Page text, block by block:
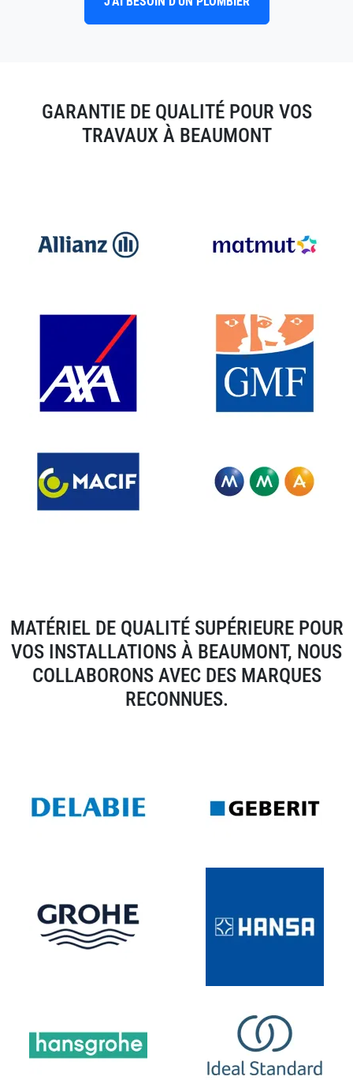
GARANTIE DE QUALITÉ POUR VOS
TRAVAUX À BEAUMONT
MATÉRIEL DE QUALITÉ SUPÉRIEURE POUR
VOS INSTALLATIONS À BEAUMONT, NOUS
COLLABORONS AVEC DES MARQUES
RECONNUES.